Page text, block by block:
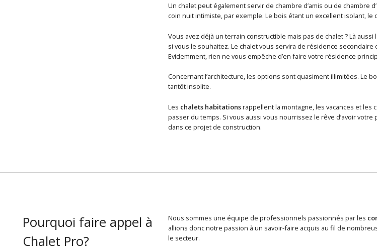
Un chalet peut également servir de chambre d’amis ou de
coin nuit intimiste, par exemple. Le bois étant un excellent isolant, le
Vous avez déjà un terrain constructible mais pas de chalet ? Là aussi
si vous le souhaitez. Le chalet vous servira de résidence
Evidemment, rien ne vous empêche d’en faire votre résidence
Concernant l’architecture, les options sont quasiment illimitées. Le
tantôt insolite.
Les chalets habitationsrappellent la montagne, les vacances et les
passer du temps. Si vous aussi vous nourrissez le rêve d’avoir
dans ce projet de construction.
Pourquoi faire appel à
Chalet Pro?
Nous sommes une équipe de professionnels passionnés par les
allions donc notre passion à un savoir-faire acquis au fil de
le secteur.